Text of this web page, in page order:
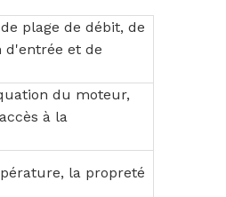
plage de débit, de
d'entrée et de
du moteur,
à la
la propreté